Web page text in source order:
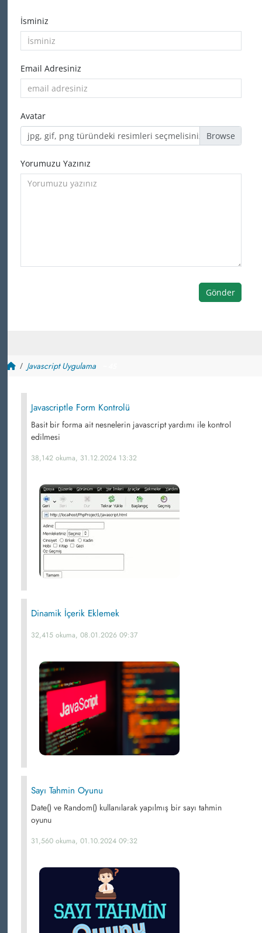
İsminiz
Email Adresiniz
Avatar
jpg, gif, png türündeki resimleri seçmelisiniz
Yorumuzu Yazınız
Gönder
Javascript Uygulama
Javascriptle Form Kontrolü
Basit bir forma ait nesnelerin javascript yardımı ile kontrol
edilmesi
38,142 okuma, 31.12.2024 13:32
Dinamik İçerik Eklemek
32,415 okuma, 08.01.2026 09:37
Sayı Tahmin Oyunu
Date() ve Random() kullanılarak yapılmış bir sayı tahmin
oyunu
31,560 okuma, 01.10.2024 09:32